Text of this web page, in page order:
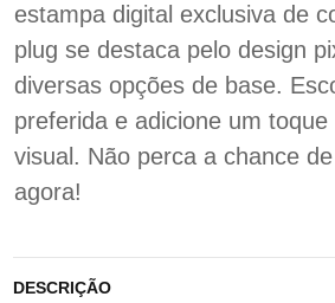
estampa digital exclusiva de
plug se destaca pelo design
diversas opções de base.
preferida e adicione um toque
visual. Não perca a chance
agora!
DESCRIÇÃO